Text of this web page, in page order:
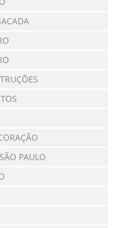
PAULO